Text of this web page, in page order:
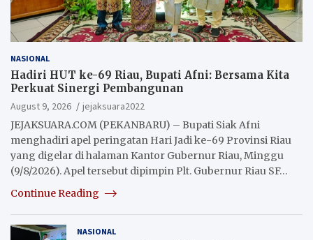
NASIONAL
Hadiri HUT ke-69 Riau, Bupati Afni: Bersama Kita
Perkuat Sinergi Pembangunan
August 9, 2026
jejaksuara2022
JEJAKSUARA.COM (PEKANBARU) – Bupati Siak Afni
menghadiri apel peringatan Hari Jadi ke-69 Provinsi Riau
yang digelar di halaman Kantor Gubernur Riau, Minggu
(9/8/2026). Apel tersebut dipimpin Plt. Gubernur Riau SF…
Continue Reading
NASIONAL